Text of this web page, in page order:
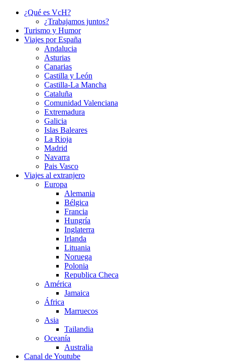
¿Qué es VcH?
¿Trabajamos juntos?
Turismo y Humor
Viajes por España
Andalucia
Asturias
Canarias
Castilla y León
Castilla-La Mancha
Cataluña
Comunidad Valenciana
Extremadura
Galicia
Islas Baleares
La Rioja
Madrid
Navarra
Pais Vasco
Viajes al extranjero
Europa
Alemania
Bélgica
Francia
Hungría
Inglaterra
Irlanda
Lituania
Noruega
Polonia
Republica Checa
América
Jamaica
África
Marruecos
Asia
Tailandia
Oceanía
Australia
Canal de Youtube